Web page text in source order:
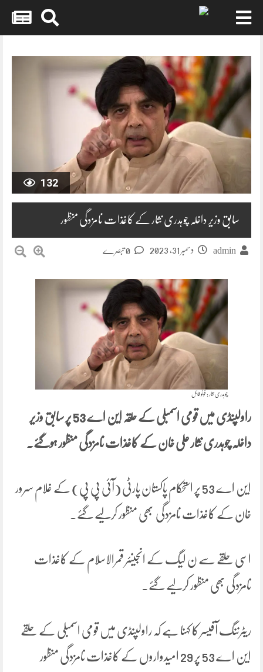
content
132
سابق وزیر داخلہ چوہدری نثار کے کاغذات نامزدگی منظور
admin دسمبر 31, 2023
چوہدری نثار : فوٹو فائل
راولپنڈی میں قومی اسمبلی کے حلقہ این اے 53 پر سابق وزیر
داخلہ چوہدری نثار علی خان کے کاغذات نامزدگی منظور ہوگئے۔
این اے 53 پر استحکام پاکستان پارٹی (آئی پی پی) کے غلام سرور
خان کے کاغذات نامزدگی بھی منظور کرلیے گئے۔
اسی حلقے سے ن لیگ کے انجینئر قمرالاسلام کے کاغذات
نامزدگی بھی منظور کرلیے گئے۔
ریٹرننگ آفیسر کا کہنا ہے کہ راولپنڈی میں قومی اسمبلی کے حلقے
این اے 53 پر 29 امیدواروں کے کاغذات نامزدگی منظور